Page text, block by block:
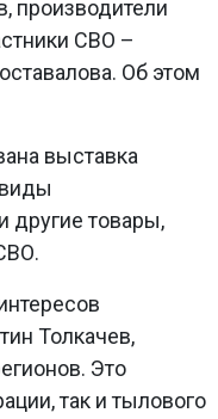
производители
СВО –
Об этом
выставка
другие товары,
Толкачев,
Это
так и тылового